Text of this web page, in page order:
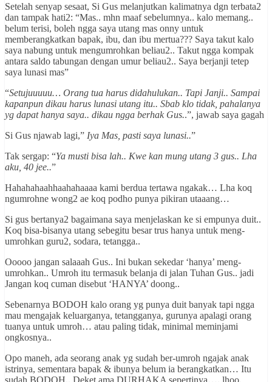
Setelah senyap sesaat, Si Gus melanjutkan kalimatnya dgn terbata2
dan tampak hati2: “Mas.. mhn maaf sebelumnya.. kalo memang..
belum terisi, boleh ngga saya utang mas onny untuk
memberangkatkan bapak, ibu, dan ibu mertua??? Saya takut kalo
saya nabung untuk mengumrohkan beliau2.. Takut ngga kompak
antara saldo tabungan dengan umur beliau2.. Saya berjanji tetep
saya lunasi mas”
“Setujuuuuu… Orang tua harus didahulukan.. Tapi Janji.. Sampai
kapanpun dikau harus lunasi utang itu.. Sbab klo tidak, pahalanya
yg dapat hanya saya.. dikau ngga berhak Gus..”, jawab saya gagah
Si Gus njawab lagi,” Iya Mas, pasti saya lunasi..”
Tak sergap: “Ya musti bisa lah.. Kwe kan mung utang 3 gus.. Lha
aku, 40 jee..”
Hahahahaahhaahahaaaa kami berdua tertawa ngakak… Lha koq
ngumrohne wong2 ae koq podho punya pikiran utaaang…
Si gus bertanya2 bagaimana saya menjelaskan ke si empunya duit..
Koq bisa-bisanya utang sebegitu besar trus hanya untuk meng-
umrohkan guru2, sodara, tetangga..
Ooooo jangan salaaah Gus.. Ini bukan sekedar ‘hanya’ meng-
umrohkan.. Umroh itu termasuk belanja di jalan Tuhan Gus.. jadi
Jangan koq cuman disebut ‘HANYA’ doong..
Sebenarnya BODOH kalo orang yg punya duit banyak tapi ngga
mau mengajak keluarganya, tetangganya, gurunya apalagi orang
tuanya untuk umroh… atau paling tidak, minimal meminjami
ongkosnya..
Opo maneh, ada seorang anak yg sudah ber-umroh ngajak anak
istrinya, sementara bapak & ibunya belum ia berangkatkan… Itu
sudah BODOH.. Deket ama DURHAKA sepertinya…. lhoo,